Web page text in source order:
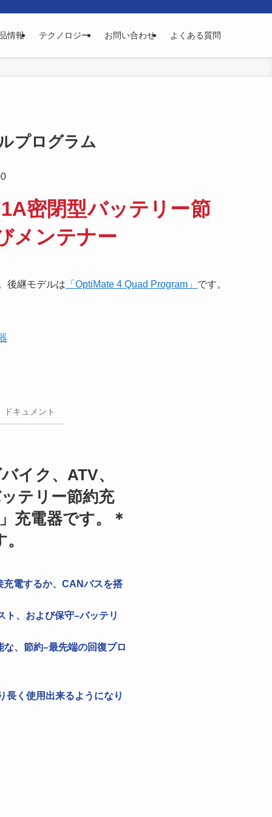
情報 テクノロジー お問い合わせ よくある質問
プログラム
密閉型バッテリー節
メンテナー
後継モデルは 「OptiMate 4 Quad Program」 です。
ドキュメント
イク、ATV、
テリー節約充
充電器です。＊
充電するか、CANバスを搭
ト、および保守–バッテリ
、節約–最先端の回復プロ
長く使用出来るようになり